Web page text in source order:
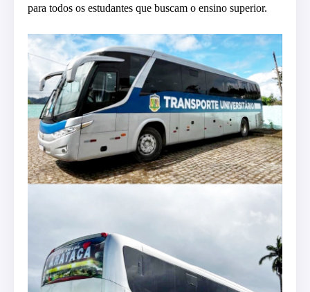
para todos os estudantes que buscam o ensino superior.